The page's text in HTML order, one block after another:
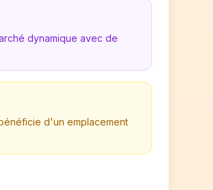
dynamique avec de
d'un emplacement